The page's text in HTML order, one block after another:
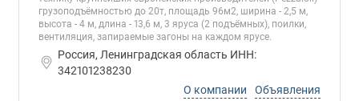
грузоподъёмностью до 20т, площадь 96м2, ширина - 2,5 м,
высота - 4 м, длина - 13,6 м, 3 яруса (2 подъёмных), поилки,
вентиляция, запираемые загоны на каждом ярусе.
Россия, Ленинградская область ИНН:
342101238230
О компании
Объявления